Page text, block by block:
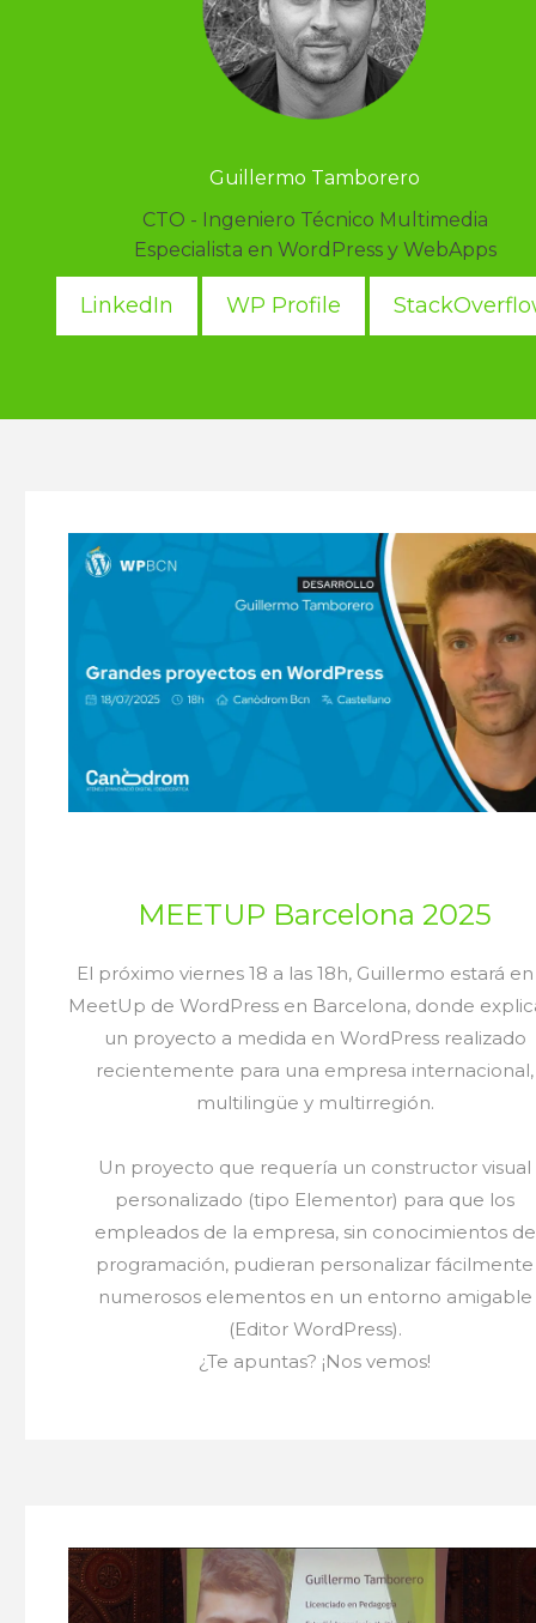
Guillermo Tamborero
CTO - Ingeniero Técnico Multimedia
Especialista en WordPress y WebApps
LinkedIn WP Profile
MEETUP Barcelona 2025
El próximo viernes 18 a las 18h, Guillermo estará
MeetUp de WordPress en Barcelona, donde
un proyecto a medida en WordPress realizado
recientemente para una empresa internacional,
multilingüe y multirregión.
Un proyecto que requería un constructor visual
personalizado (tipo Elementor) para que los
empleados de la empresa, sin conocimientos de
programación, pudieran personalizar fácilmente
numerosos elementos en un entorno amigable
(Editor WordPress).
¿Te apuntas? ¡Nos vemos!